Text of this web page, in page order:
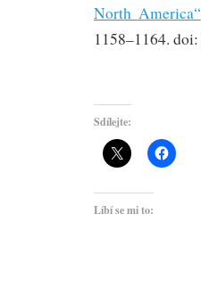
North America“
1158–1164. doi:
Sdílejte:
Líbí se mi to: